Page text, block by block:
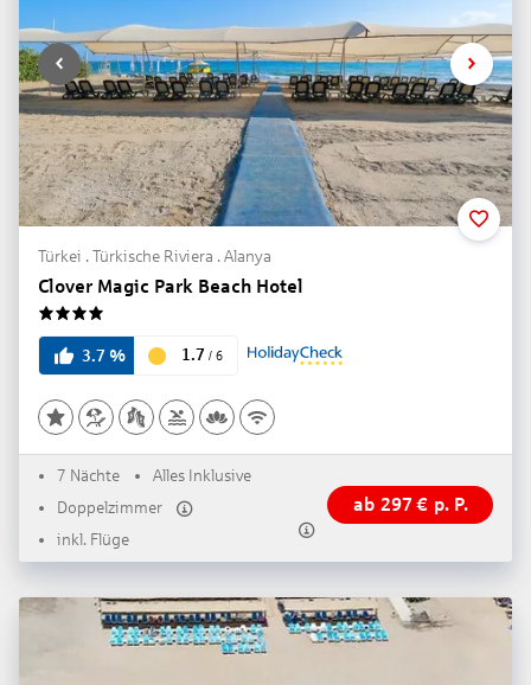
Türkei . Türkische Riviera . Alanya
Clover Magic Park Beach Hotel
4
3.7 % 1.7 / 6
7 Nächte
Alles Inklusive
Doppelzimmer
inkl. Flüge
ab 297 € p. P.